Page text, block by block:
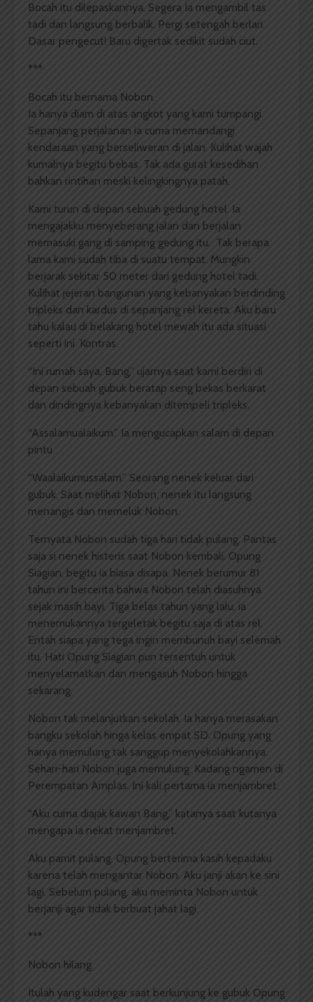
Bocah itu dilepaskannya. Segera Ia mengambil tas
tadi dan langsung berbalik. Pergi setengah berlari.
Dasar pengecut! Baru digertak sedikit sudah ciut.
***
Bocah itu bernama Nobon.
Ia hanya diam di atas angkot yang kami tumpangi.
Sepanjang perjalanan ia cuma memandangi
kendaraan yang berseliweran di jalan. Kulihat wajah
kumalnya begitu bebas. Tak ada gurat kesedihan
bahkan rintihan meski kelingkingnya patah.
Kami turun di depan sebuah gedung hotel. Ia
mengajakku menyeberang jalan dan berjalan
memasuki gang di samping gedung itu. Tak berapa
lama kami sudah tiba di suatu tempat. Mungkin
berjarak sekitar 50 meter dari gedung hotel tadi.
Kulihat jejeran bangunan yang kebanyakan berdinding
tripleks dan kardus di sepanjang rel kereta. Aku baru
tahu kalau di belakang hotel mewah itu ada situasi
seperti ini. Kontras.
“Ini rumah saya, Bang,” ujarnya saat kami berdiri di
depan sebuah gubuk beratap seng bekas berkarat
dan dindingnya kebanyakan ditempeli tripleks.
“Assalamualaikum.” Ia mengucapkan salam di depan
pintu.
“Waalaikumussalam.” Seorang nenek keluar dari
gubuk. Saat melihat Nobon, nenek itu langsung
menangis dan memeluk Nobon.
Ternyata Nobon sudah tiga hari tidak pulang. Pantas
saja si nenek histeris saat Nobon kembali. Opung
Siagian, begitu ia biasa disapa. Nenek berumur 81
tahun ini bercerita bahwa Nobon telah diasuhnya
sejak masih bayi. Tiga belas tahun yang lalu, ia
menemukannya tergeletak begitu saja di atas rel.
Entah siapa yang tega ingin membunuh bayi selemah
itu. Hati Opung Siagian pun tersentuh untuk
menyelamatkan dan mengasuh Nobon hingga
sekarang.
Nobon tak melanjutkan sekolah. Ia hanya merasakan
bangku sekolah hinga kelas empat SD. Opung yang
hanya memulung tak sanggup menyekolahkannya.
Sehari-hari Nobon juga memulung. Kadang ngamen di
Perempatan Amplas. Ini kali pertama ia menjambret.
“Aku cuma diajak kawan Bang,” katanya saat kutanya
mengapa ia nekat menjambret.
Aku pamit pulang. Opung berterima kasih kepadaku
karena telah mengantar Nobon. Aku janji akan ke sini
lagi. Sebelum pulang, aku meminta Nobon untuk
berjanji agar tidak berbuat jahat lagi.
***
Nobon hilang.
Itulah yang kudengar saat berkunjung ke gubuk Opung